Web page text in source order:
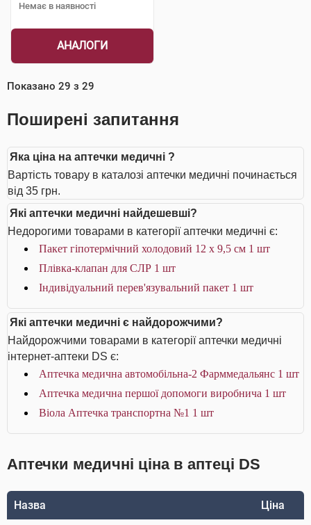
Немає в наявності
АНАЛОГИ
Показано 29 з 29
Поширені запитання
Яка ціна на аптечки медичні ?
Вартість товару в каталозі аптечки медичні починається
від 35 грн.
Які аптечки медичні найдешевші?
Недорогими товарами в категорії аптечки медичні є:
Пакет гіпотермічний холодовий 12 x 9,5 см 1 шт
Плівка-клапан для СЛР 1 шт
Індивідуальний перев'язувальний пакет 1 шт
Які аптечки медичні є найдорожчими?
Найдорожчими товарами в категорії аптечки медичні
інтернет-аптеки DS є:
Аптечка медична автомобільна-2 Фарммедальянс 1 шт
Аптечка медична першої допомоги виробнича 1 шт
Віола Аптечка транспортна №1 1 шт
Аптечки медичні ціна в аптеці DS
Назва Ціна